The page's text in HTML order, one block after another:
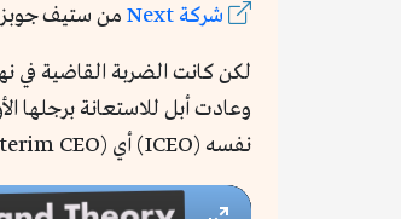
شركة Next
من ستيف جوبز بمبلغ 400 مليون دولار في نهاية عام 1996، من أجل
وعادت أبل للاستعانة
نفسه (ICEO) أي (Interim CEO).